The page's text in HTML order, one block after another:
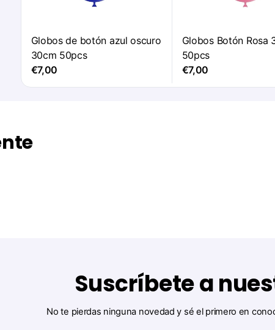
Globos de botón azul oscuro
30cm 50pcs
€7,00
Globos Botón Rosa
50pcs
€7,00
Suscríbete a
No te pierdas ninguna novedad y sé el primero en